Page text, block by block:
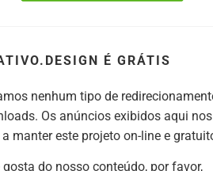
É GRÁTIS
nenhum tipo de
Os anúncios exibidos aqui nos
manter este projeto on-line e
gosta do nosso conteúdo, por favor,